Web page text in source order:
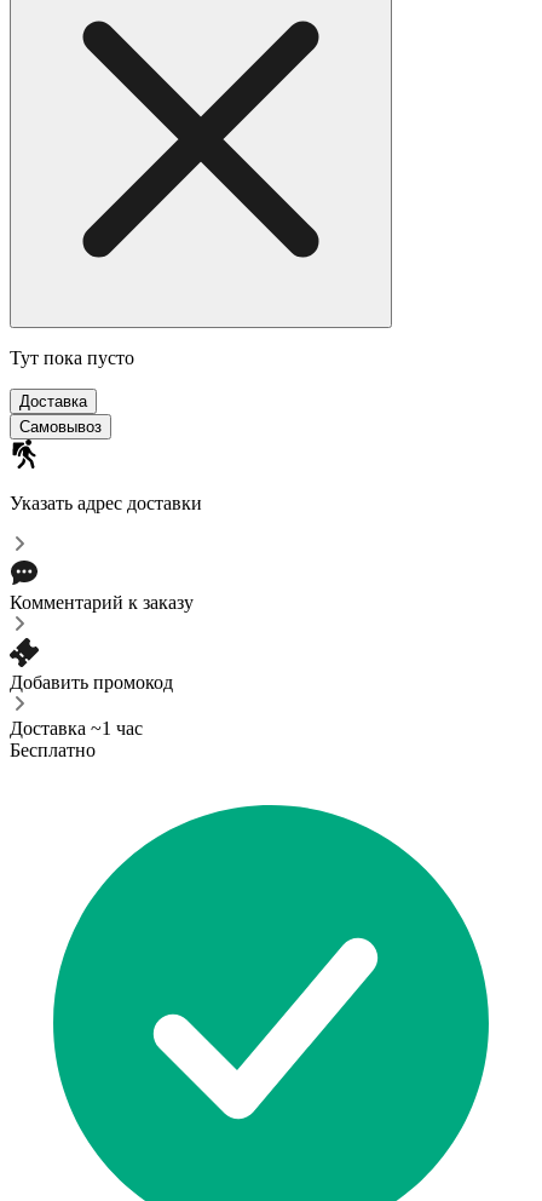
Тут пока пусто
Доставка
Самовывоз
Указать адрес доставки
Комментарий к заказу
Добавить промокод
Доставка ~1 час
Бесплатно